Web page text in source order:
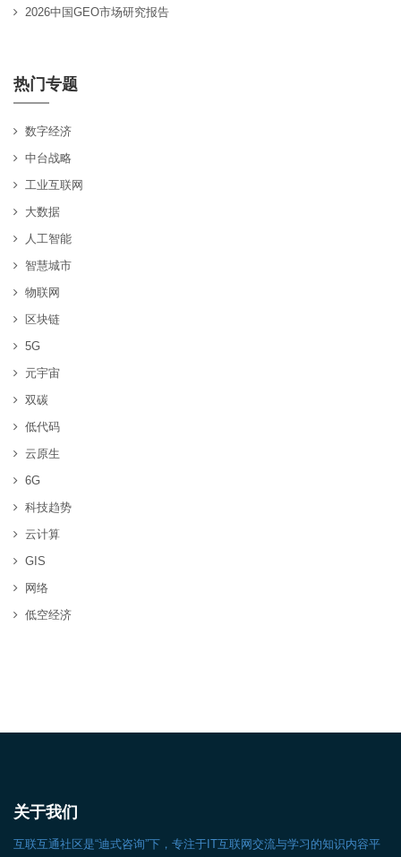
2026中国GEO市场研究报告
热门专题
数字经济
中台战略
工业互联网
大数据
人工智能
智慧城市
物联网
区块链
5G
元宇宙
双碳
低代码
云原生
6G
科技趋势
云计算
GIS
网络
低空经济
关于我们
互联互通社区是“迪式咨询”下，专注于IT互联网交流与学习的知识内容平